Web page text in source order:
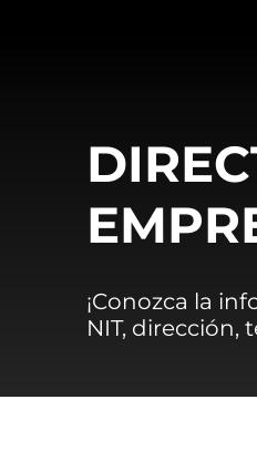
¡Conozca la
NIT, dirección,